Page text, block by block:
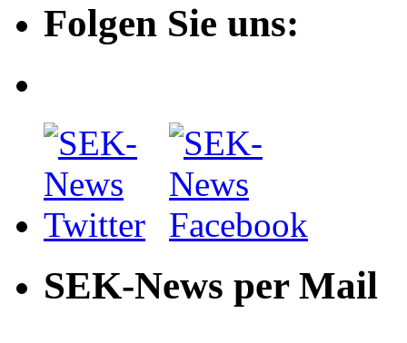
Folgen Sie uns:
SEK-News per Mail